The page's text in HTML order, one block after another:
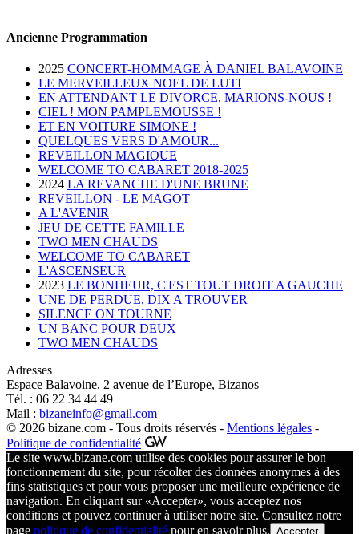
Ancienne Programmation
2025 CONCERT-HOMMAGE À DANIEL BALAVOINE
LE MERVEILLEUX NOEL DE LUTI
EN ATTENDANT LE DIVORCE, MARIONS-NOUS !
CIEL ! MON PAMPLEMOUSSE !
ET EN VOITURE SIMONE !
QUELQUES VERS D'AMOUR...
REVEILLON MAGIQUE
WELCOME TO CABARET 2018-2025
2024 LA REVANCHE D'UNE BRUNE
REVEILLON - LE MAGOT
A L'AVENIR
JEU DE CETTE FAMILLE
TWO MEN CHAUDS
WELCOME TO CABARET
L'ASCENSEUR
2023 LE BONHEUR, C'EST TOUT DROIT A GAUCHE
UNE DE PERDUE, DIX A TROUVER
SILENCE ON TOURNE
UN BANC POUR DEUX
TWO MEN CHAUDS
Adresses
Espace Balavoine, 2 avenue de l’Europe, Bizanos
Tél. : 06 22 34 44 49
Mail : bizaneinfo@gmail.com
© 2026 bizane.com - Tous droits réservés - Mentions légales -
Politique de confidentialité
Le site www.bizane.com utilise des cookies pour assurer le bon
fonctionnement du site, pour récolter des données anonymes à des
fins statistiques et pour vous proposer une meilleure expérience de
navigation. En cliquant sur «Accepter», vous acceptez nos
conditions et pouvez continuer à utiliser notre site. Consultez notre
page politique de confidentialité pour en savoir plus. Accepter